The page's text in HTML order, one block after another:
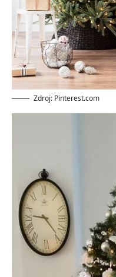
Zdroj: Pinterest.com